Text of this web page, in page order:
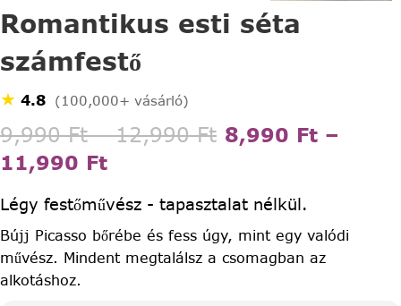
Romantikus esti séta
számfestő
★ 4.8 (100,000+ vásárló)
9,990Ft – 12,990Ft 8,990 Ft –
11,990 Ft
Légy festőművész - tapasztalat nélkül.
Bújj Picasso bőrébe és fess úgy, mint egy valódi
művész. Mindent megtalálsz a csomagban az
alkotáshoz.